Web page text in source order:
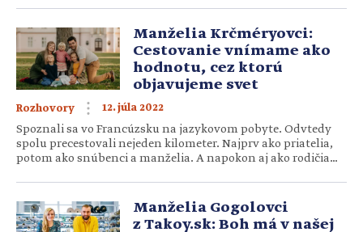
Červeňanským (25) a bratmi Dávidom (26) a Pavlom (31)
Valovičovcami sme sa rozprávali o poslaní ich hudobného
zoskupenia, albume Hory, ale aj o tom, prečo je […]
Manželia Krčméryovci:
Cestovanie vnímame ako
hodnotu, cez ktorú
objavujeme svet
Rozhovory 12. júla 2022
Spoznali sa vo Francúzsku na jazykovom pobyte. Odvtedy
spolu precestovali nejeden kilometer. Najprv ako priatelia,
potom ako snúbenci a manželia. A napokon aj ako rodičia
mesiacov). Cestovanie je pre nich príležitosťou prežiť spolu
plnohodnotné rodinné chvíle, cez ktoré spoznávajú svet, ale
aj sami seba. Preto […]Manželia Gogolovci
z Takoy.sk: Boh má v našej